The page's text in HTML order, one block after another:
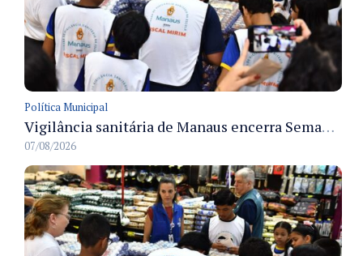
Política Municipal
Vigilância sanitária de Manaus encerra Semana da Vigilância com painel para médicos recém-formados e projeto Fiscal Mirim
07/08/2026